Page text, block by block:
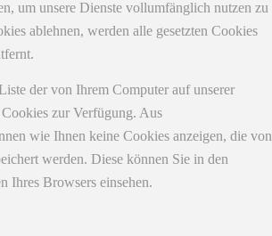
um unsere Dienste vollumfänglich nutzen zu
ablehnen, werden alle gesetzten Cookies
der von Ihrem Computer auf unserer
zur Verfügung. Aus
wie Ihnen keine Cookies anzeigen, die von
werden. Diese können Sie in den
Ihres Browsers einsehen.